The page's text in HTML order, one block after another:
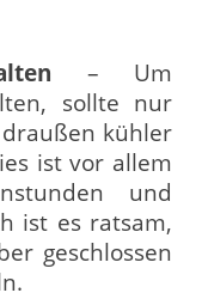
– Um
sollte nur
kühler
ist vor allem
und
ist es ratsam,
geschlossen